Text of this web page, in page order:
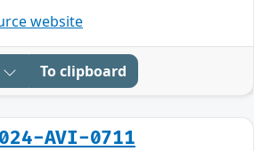
website
To clipboard
AVI-0711